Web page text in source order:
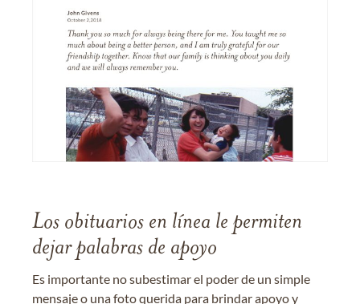
Los obituarios en línea le permiten
dejar palabras de apoyo
Es importante no subestimar el poder de un simple
mensaje o una foto querida para brindar apoyo y